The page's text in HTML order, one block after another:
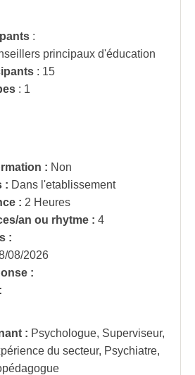
:
principaux d'éducation
: 15
: 1
: Non
: Dans l'etablissement
: 2 Heures
an ou rhytme : 4
:
08/2026
:
: Psychologue, Superviseur,
du secteur, Psychiatre,